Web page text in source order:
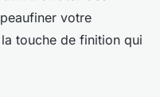
votre
touche de finition qui